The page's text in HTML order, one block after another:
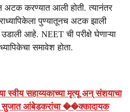
अटक करण्यात आली होती. त्यानंतर
पुण्यातूनच अटक झाली
आहे. NEET ची परीक्षे घेणाऱ्या
समावेश होता.
सहाय्यकाच्या मृत्यू अन् संशयाचा
सुजात आंबेडकरांचा ��क्कादायक